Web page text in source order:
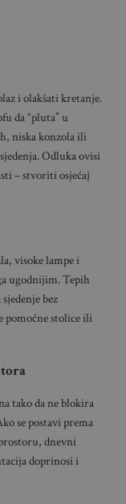
i olakšati kretanje.
da “pluta” u
niska konzola ili
Odluka ovisi
– stvoriti osjećaj
visoke lampe i
ugodnijim. Tepih
bez
pomoćne stolice ili
tako da ne blokira
se postavi prema
dnevni
doprinosi i